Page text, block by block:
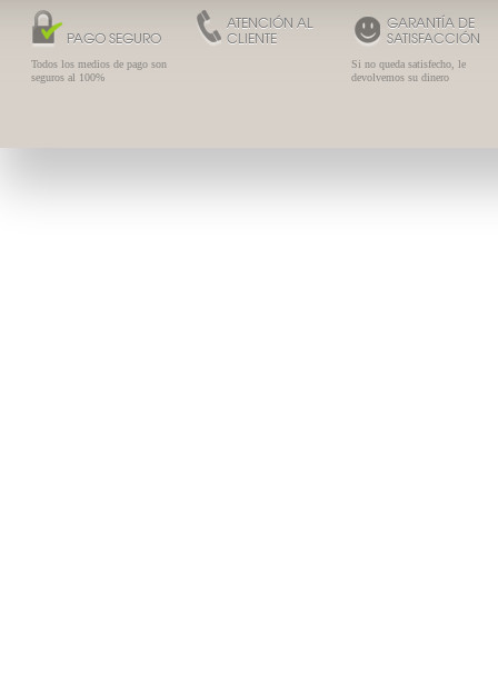
PAGO SEGURO
Todos los medios de pago son
seguros al 100%
ATENCIÓN AL
CLIENTE
GARANTÍA DE
SATISFACCIÓN
Si no queda satisfecho, le
devolvemos su dinero